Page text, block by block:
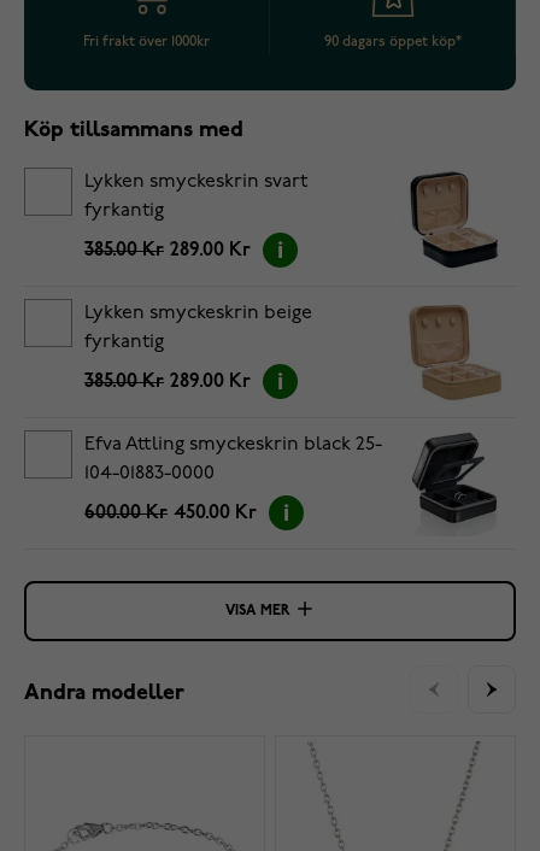
Fri frakt över 1000kr 90 dagars öppet köp*
Köp tillsammans med
Lykken smyckeskrin svart
fyrkantig
385.00 Kr 289.00 Kr
Lykken smyckeskrin beige
fyrkantig
385.00 Kr 289.00 Kr
Efva Attling smyckeskrin black 25-
104-01883-0000
600.00 Kr 450.00 Kr
VISA MER
Andra modeller